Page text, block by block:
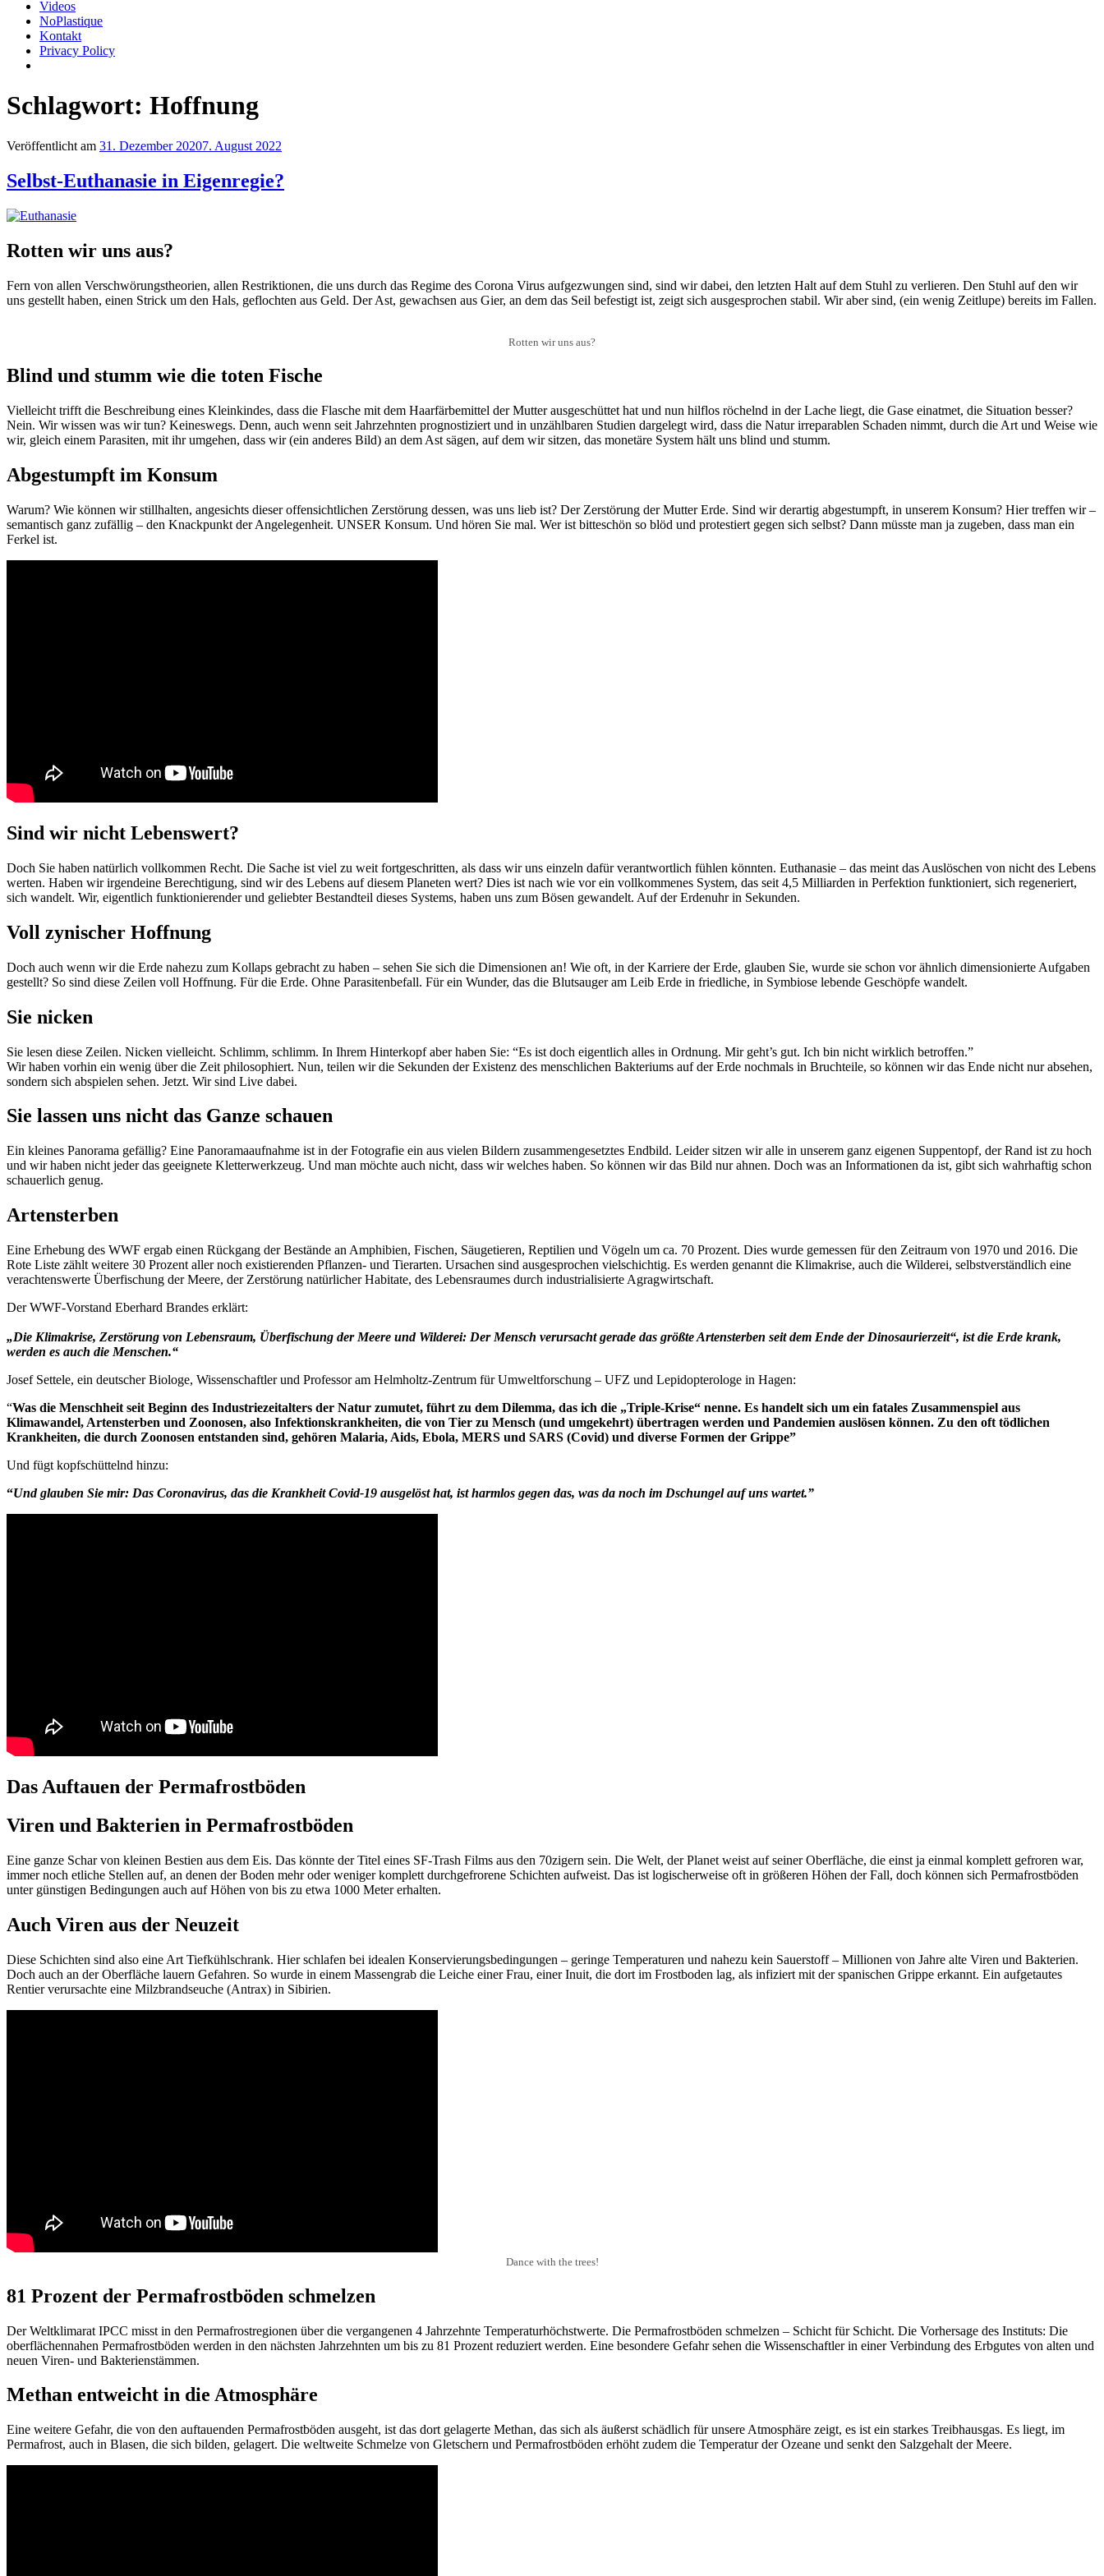
Videos
NoPlastique
Kontakt
Privacy Policy
Schlagwort: Hoffnung
Veröffentlicht am 31. Dezember 20207. August 2022
Selbst-Euthanasie in Eigenregie?
Rotten wir uns aus?
Fern von allen Verschwörungstheorien, allen Restriktionen, die uns durch das Regime des Corona Virus aufgezwungen sind, sind wir dabei, den letzten Halt auf dem Stuhl zu verlieren. Den Stuhl auf den wir
uns gestellt haben, einen Strick um den Hals, geflochten aus Geld. Der Ast, gewachsen aus Gier, an dem das Seil befestigt ist, zeigt sich ausgesprochen stabil. Wir aber sind, (ein wenig Zeitlupe) bereits im Fallen.
Rotten wir uns aus?
Blind und stumm wie die toten Fische
Vielleicht trifft die Beschreibung eines Kleinkindes, dass die Flasche mit dem Haarfärbemittel der Mutter ausgeschüttet hat und nun hilflos röchelnd in der Lache liegt, die Gase einatmet, die Situation besser?
Nein. Wir wissen was wir tun? Keineswegs. Denn, auch wenn seit Jahrzehnten prognostiziert und in unzählbaren Studien dargelegt wird, dass die Natur irreparablen Schaden nimmt, durch die Art und Weise wie
wir, gleich einem Parasiten, mit ihr umgehen, dass wir (ein anderes Bild) an dem Ast sägen, auf dem wir sitzen, das monetäre System hält uns blind und stumm.
Abgestumpft im Konsum
Warum? Wie können wir stillhalten, angesichts dieser offensichtlichen Zerstörung dessen, was uns lieb ist? Der Zerstörung der Mutter Erde. Sind wir derartig abgestumpft, in unserem Konsum? Hier treffen wir –
semantisch ganz zufällig – den Knackpunkt der Angelegenheit. UNSER Konsum. Und hören Sie mal. Wer ist bitteschön so blöd und protestiert gegen sich selbst? Dann müsste man ja zugeben, dass man ein
Ferkel ist.
Sind wir nicht Lebenswert?
Doch Sie haben natürlich vollkommen Recht. Die Sache ist viel zu weit fortgeschritten, als dass wir uns einzeln dafür verantwortlich fühlen könnten. Euthanasie – das meint das Auslöschen von nicht des Lebens
werten. Haben wir irgendeine Berechtigung, sind wir des Lebens auf diesem Planeten wert? Dies ist nach wie vor ein vollkommenes System, das seit 4,5 Milliarden in Perfektion funktioniert, sich regeneriert,
sich wandelt. Wir, eigentlich funktionierender und geliebter Bestandteil dieses Systems, haben uns zum Bösen gewandelt. Auf der Erdenuhr in Sekunden.
Voll zynischer Hoffnung
Doch auch wenn wir die Erde nahezu zum Kollaps gebracht zu haben – sehen Sie sich die Dimensionen an! Wie oft, in der Karriere der Erde, glauben Sie, wurde sie schon vor ähnlich dimensionierte Aufgaben
gestellt? So sind diese Zeilen voll Hoffnung. Für die Erde. Ohne Parasitenbefall. Für ein Wunder, das die Blutsauger am Leib Erde in friedliche, in Symbiose lebende Geschöpfe wandelt.
Sie nicken
Sie lesen diese Zeilen. Nicken vielleicht. Schlimm, schlimm. In Ihrem Hinterkopf aber haben Sie: “Es ist doch eigentlich alles in Ordnung. Mir geht’s gut. Ich bin nicht wirklich betroffen.”
Wir haben vorhin ein wenig über die Zeit philosophiert. Nun, teilen wir die Sekunden der Existenz des menschlichen Bakteriums auf der Erde nochmals in Bruchteile, so können wir das Ende nicht nur absehen,
sondern sich abspielen sehen. Jetzt. Wir sind Live dabei.
Sie lassen uns nicht das Ganze schauen
Ein kleines Panorama gefällig? Eine Panoramaaufnahme ist in der Fotografie ein aus vielen Bildern zusammengesetztes Endbild. Leider sitzen wir alle in unserem ganz eigenen Suppentopf, der Rand ist zu hoch
und wir haben nicht jeder das geeignete Kletterwerkzeug. Und man möchte auch nicht, dass wir welches haben. So können wir das Bild nur ahnen. Doch was an Informationen da ist, gibt sich wahrhaftig schon
schauerlich genug.
Artensterben
Eine Erhebung des WWF ergab einen Rückgang der Bestände an Amphibien, Fischen, Säugetieren, Reptilien und Vögeln um ca. 70 Prozent. Dies wurde gemessen für den Zeitraum von 1970 und 2016. Die
Rote Liste zählt weitere 30 Prozent aller noch existierenden Pflanzen- und Tierarten. Ursachen sind ausgesprochen vielschichtig. Es werden genannt die Klimakrise, auch die Wilderei, selbstverständlich eine
verachtenswerte Überfischung der Meere, der Zerstörung natürlicher Habitate, des Lebensraumes durch industrialisierte Agragwirtschaft.
Der WWF-Vorstand Eberhard Brandes erklärt:
„Die Klimakrise, Zerstörung von Lebensraum, Überfischung der Meere und Wilderei: Der Mensch verursacht gerade das größte Artensterben seit dem Ende der Dinosaurierzeit“, ist die Erde krank,
werden es auch die Menschen.“
Josef Settele, ein deutscher Biologe, Wissenschaftler und Professor am Helmholtz-Zentrum für Umweltforschung – UFZ und Lepidopterologe in Hagen:
“Was die Menschheit seit Beginn des Industriezeitalters der Natur zumutet, führt zu dem Dilemma, das ich die „Triple-Krise“ nenne. Es handelt sich um ein fatales Zusammenspiel aus
Klimawandel, Artensterben und Zoonosen, also Infektionskrankheiten, die von Tier zu Mensch (und umgekehrt) übertragen werden und Pandemien auslösen können. Zu den oft tödlichen
Krankheiten, die durch Zoonosen entstanden sind, gehören Malaria, Aids, Ebola, MERS und SARS (Covid) und diverse Formen der Grippe”
Und fügt kopfschüttelnd hinzu:
“Und glauben Sie mir: Das Coronavirus, das die Krankheit Covid-19 ausgelöst hat, ist harmlos gegen das, was da noch im Dschungel auf uns wartet.”
Das Auftauen der Permafrostböden
Viren und Bakterien in Permafrostböden
Eine ganze Schar von kleinen Bestien aus dem Eis. Das könnte der Titel eines SF-Trash Films aus den 70zigern sein. Die Welt, der Planet weist auf seiner Oberfläche, die einst ja einmal komplett gefroren war,
immer noch etliche Stellen auf, an denen der Boden mehr oder weniger komplett durchgefrorene Schichten aufweist. Das ist logischerweise oft in größeren Höhen der Fall, doch können sich Permafrostböden
unter günstigen Bedingungen auch auf Höhen von bis zu etwa 1000 Meter erhalten.
Auch Viren aus der Neuzeit
Diese Schichten sind also eine Art Tiefkühlschrank. Hier schlafen bei idealen Konservierungsbedingungen – geringe Temperaturen und nahezu kein Sauerstoff – Millionen von Jahre alte Viren und Bakterien.
Doch auch an der Oberfläche lauern Gefahren. So wurde in einem Massengrab die Leiche einer Frau, einer Inuit, die dort im Frostboden lag, als infiziert mit der spanischen Grippe erkannt. Ein aufgetautes
Rentier verursachte eine Milzbrandseuche (Antrax) in Sibirien.
Dance with the trees!
81 Prozent der Permafrostböden schmelzen
Der Weltklimarat IPCC misst in den Permafrostregionen über die vergangenen 4 Jahrzehnte Temperaturhöchstwerte. Die Permafrostböden schmelzen – Schicht für Schicht. Die Vorhersage des Instituts: Die
oberflächennahen Permafrostböden werden in den nächsten Jahrzehnten um bis zu 81 Prozent reduziert werden. Eine besondere Gefahr sehen die Wissenschaftler in einer Verbindung des Erbgutes von alten und
neuen Viren- und Bakterienstämmen.
Methan entweicht in die Atmosphäre
Eine weitere Gefahr, die von den auftauenden Permafrostböden ausgeht, ist das dort gelagerte Methan, das sich als äußerst schädlich für unsere Atmosphäre zeigt, es ist ein starkes Treibhausgas. Es liegt, im
Permafrost, auch in Blasen, die sich bilden, gelagert. Die weltweite Schmelze von Gletschern und Permafrostböden erhöht zudem die Temperatur der Ozeane und senkt den Salzgehalt der Meere.